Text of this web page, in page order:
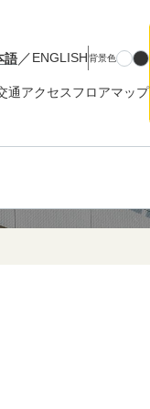
語／ENGLISH背景色
通アクセスフロアマップ